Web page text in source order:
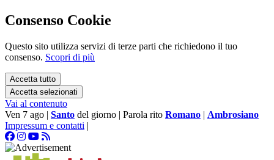
Consenso Cookie
Questo sito utilizza servizi di terze parti che richiedono il tuo
consenso. Scopri di più
Accetta tutto
Accetta selezionati
Vai al contenuto
Ven 7 ago | Santo del giorno | Parola rito Romano | Ambrosiano
Impressum e contatti |